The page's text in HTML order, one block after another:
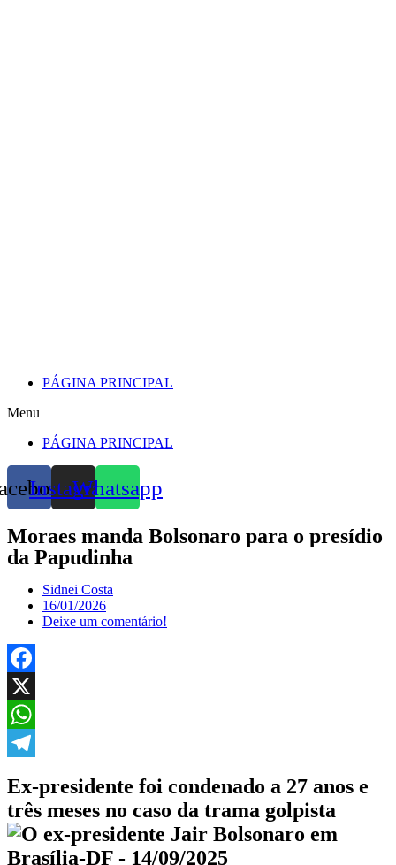
PÁGINA PRINCIPAL
Menu
PÁGINA PRINCIPAL
InstagramWhatsapp
Moraes manda Bolsonaro para o presídio
da Papudinha
Sidnei Costa
16/01/2026
Deixe um comentário!
Facebook
X
WhatsApp
Ex-presidente foi condenado a 27 anos e
três meses no caso da trama golpista